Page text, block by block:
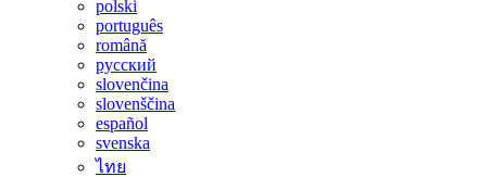
polski
português
română
русский
slovenčina
slovenščina
español
svenska
ไทย